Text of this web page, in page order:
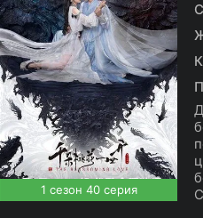
1 сезон 40 серия